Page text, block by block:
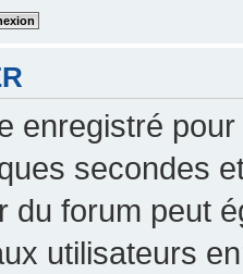
enregistré
secondes
du forum peut
utilisateurs